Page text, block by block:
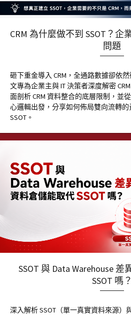
CRM 為什麼做不到 SSOT？
問題
砸下重金導入 CRM，全通路數據卻依
文專為企業主與 IT 決策者深度解密
面剖析 CRM 資料整合的底層限制，並
心邏輯出發，分享如何佈局雙向流轉
SSOT。
SSOT 與 Data Warehouse
SSOT 嗎？
深入解析 SSOT（單一真實資料來源）